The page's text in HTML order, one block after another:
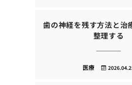
歯の神経を残す方法と治
整理する
医療